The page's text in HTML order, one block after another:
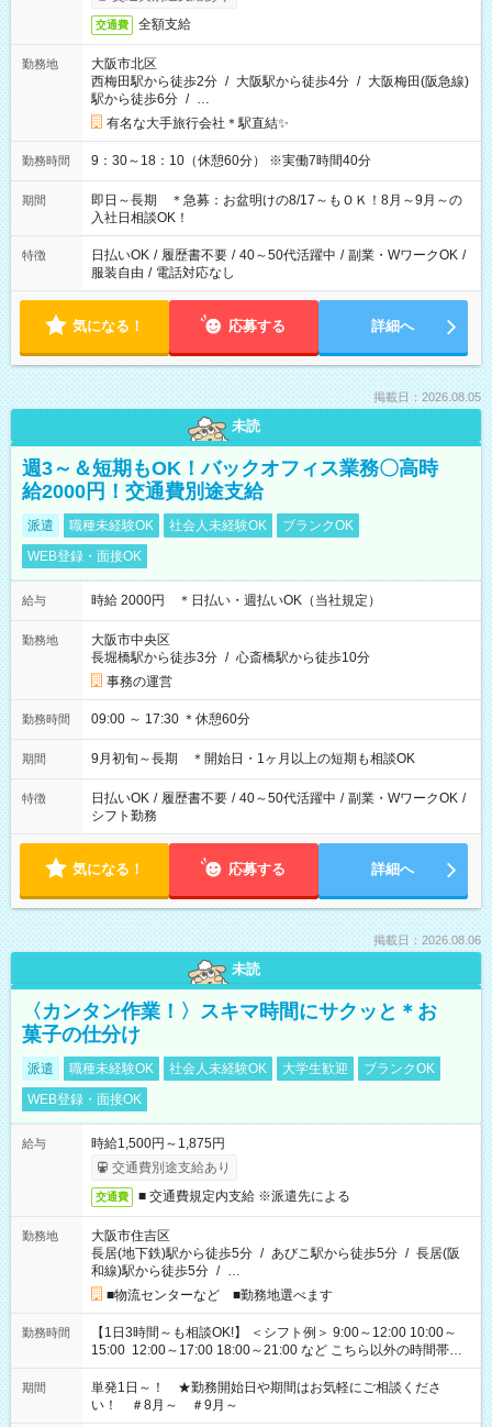
交通費 全額支給
勤務地
大阪市北区
西梅田駅から徒歩2分 / 大阪駅から徒歩4分 / 大阪梅田(阪急線)
駅から徒歩6分 / …
有名な大手旅行会社＊駅直結✨
勤務時間 9：30～18：10（休憩60分） ※実働7時間40分
期間
即日～長期 ＊急募：お盆明けの8/17～もＯＫ！8月～9月～の
入社日相談OK！
特徴 日払いOK / 履歴書不要 / 40～50代活躍中 / 副業・WワークOK /
服装自由 / 電話対応なし
気になる！ 応募する 詳細へ
掲載日：2026.08.05
未読
週3～＆短期もOK！バックオフィス業務〇高時
給2000円！交通費別途支給
派遣 職種未経験OK 社会人未経験OK
ブランクOK
WEB登録・面接OK
給与 時給 2000円 ＊日払い・週払いOK（当社規定）
勤務地
大阪市中央区
長堀橋駅から徒歩3分 / 心斎橋駅から徒歩10分
事務の運営
勤務時間 09:00 ～ 17:30 ＊休憩60分
期間 9月初旬～長期 ＊開始日・1ヶ月以上の短期も相談OK
特徴 日払いOK / 履歴書不要 / 40～50代活躍中 / 副業・WワークOK /
シフト勤務
気になる！ 応募する 詳細へ
掲載日：2026.08.06
未読
〈カンタン作業！〉スキマ時間にサクッと＊お
菓子の仕分け
派遣 職種未経験OK 社会人未経験OK 大学生歓迎
ブランクOK
WEB登録・面接OK
給与
時給1,500円～1,875円
交通費別途支給あり
交通費 ■ 交通費規定内支給 ※派遣先による
勤務地
大阪市住吉区
長居(地下鉄)駅から徒歩5分 / あびこ駅から徒歩5分 / 長居(阪
和線)駅から徒歩5分 / …
■物流センターなど ■勤務地選べます
勤務時間
【1日3時間～も相談OK!】 ＜シフト例＞ 9:00～12:00 10:00～
15:00 12:00～17:00 18:00～21:00 など こちら以外の時間帯も
お気軽にご相談ください！
期間
単発1日～！ ★勤務開始日や期間はお気軽にご相談くださ
い！ ＃8月～ ＃9月～